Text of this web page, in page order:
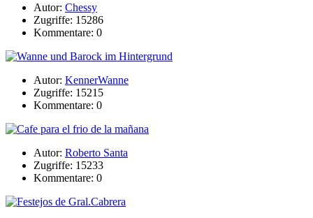
Autor: Chessy
Zugriffe: 15286
Kommentare: 0
Autor: KennerWanne
Zugriffe: 15215
Kommentare: 0
Autor: Roberto Santa
Zugriffe: 15233
Kommentare: 0